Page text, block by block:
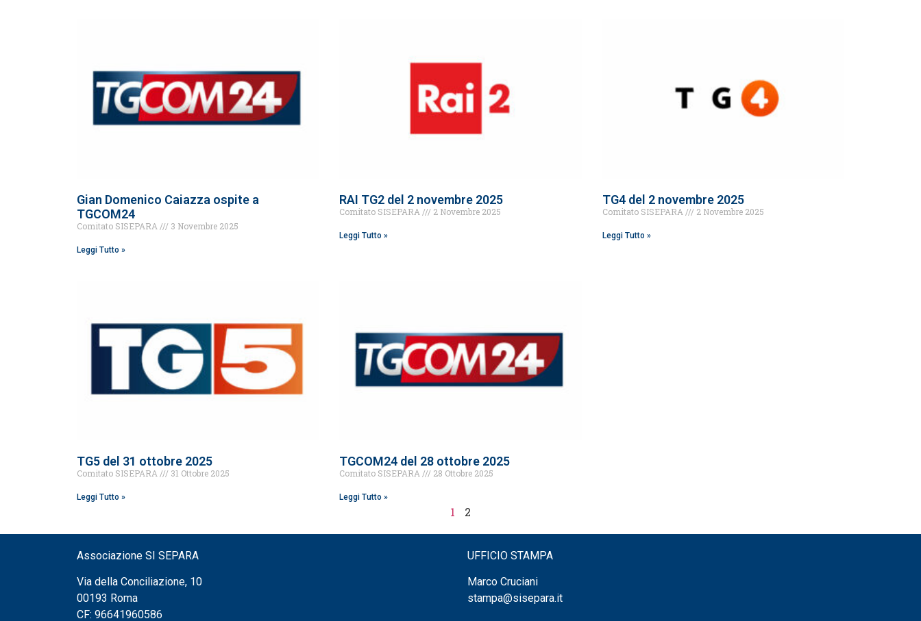
Gian Domenico Caiazza ospite a
TGCOM24
Comitato SISEPARA 3 Novembre 2025
Leggi Tutto »
RAI TG2 del 2 novembre 2025
Comitato SISEPARA 2 Novembre 2025
Leggi Tutto »
TG4 del 2 novembre 2025
Comitato SISEPARA 2 Novembre 2025
Leggi Tutto »
TG5 del 31 ottobre 2025
Comitato SISEPARA 31 Ottobre 2025
Leggi Tutto »
TGCOM24 del 28 ottobre 2025
Comitato SISEPARA 28 Ottobre 2025
Leggi Tutto »
1 2
Associazione SI SEPARA
Via della Conciliazione, 10
00193 Roma
CF: 96641960586
UFFICIO STAMPA
Marco Cruciani
stampa@sisepara.it